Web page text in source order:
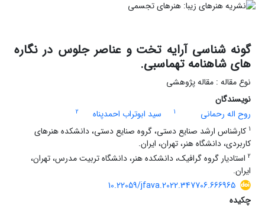
گونه شناسی آرایه تخت و عناصر جلوس در نگاره
های شاهنامه تهماسبی.
نوع مقاله : مقاله پژوهشی
نویسندگان
روح اله رحمانی
1 سید ابوتراب احمدپناه
2
1 کارشناس ارشد صنایع دستی، گروه صنایع دستی، دانشکده هنرهای
کاربردی، دانشگاه هنر، تهران، ایران.
2 استادیار گروه گرافیک، دانشکده هنر، دانشگاه تربیت مدرس، تهران،
ایران.
10.22059/jfava.2022.347706.666965
چکیده